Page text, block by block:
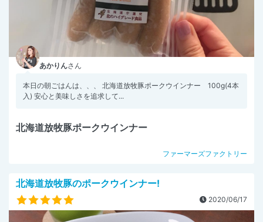
あかりんさん
本日の朝ごはんは、、、 北海道放牧豚ポークウインナー 100g(4本
入) 安心と美味しさを追求して...
北海道放牧豚ポークウインナー
ファーマーズファクトリー
北海道放牧豚のポークウインナー!
2020/06/17